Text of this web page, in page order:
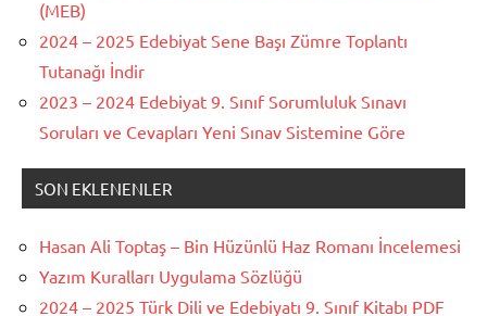
(MEB)
2024 – 2025 Edebiyat Sene Başı Zümre Toplantı
Tutanağı İndir
2023 – 2024 Edebiyat 9. Sınıf Sorumluluk Sınavı
Soruları ve Cevapları Yeni Sınav Sistemine Göre
SON EKLENENLER
Hasan Ali Toptaş – Bin Hüzünlü Haz Romanı İncelemesi
Yazım Kuralları Uygulama Sözlüğü
2024 – 2025 Türk Dili ve Edebiyatı 9. Sınıf Kitabı PDF